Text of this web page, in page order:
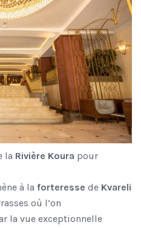
la Rivière Koura pour
à la forteresse de Kvareli
où l’on
la vue exceptionnelle